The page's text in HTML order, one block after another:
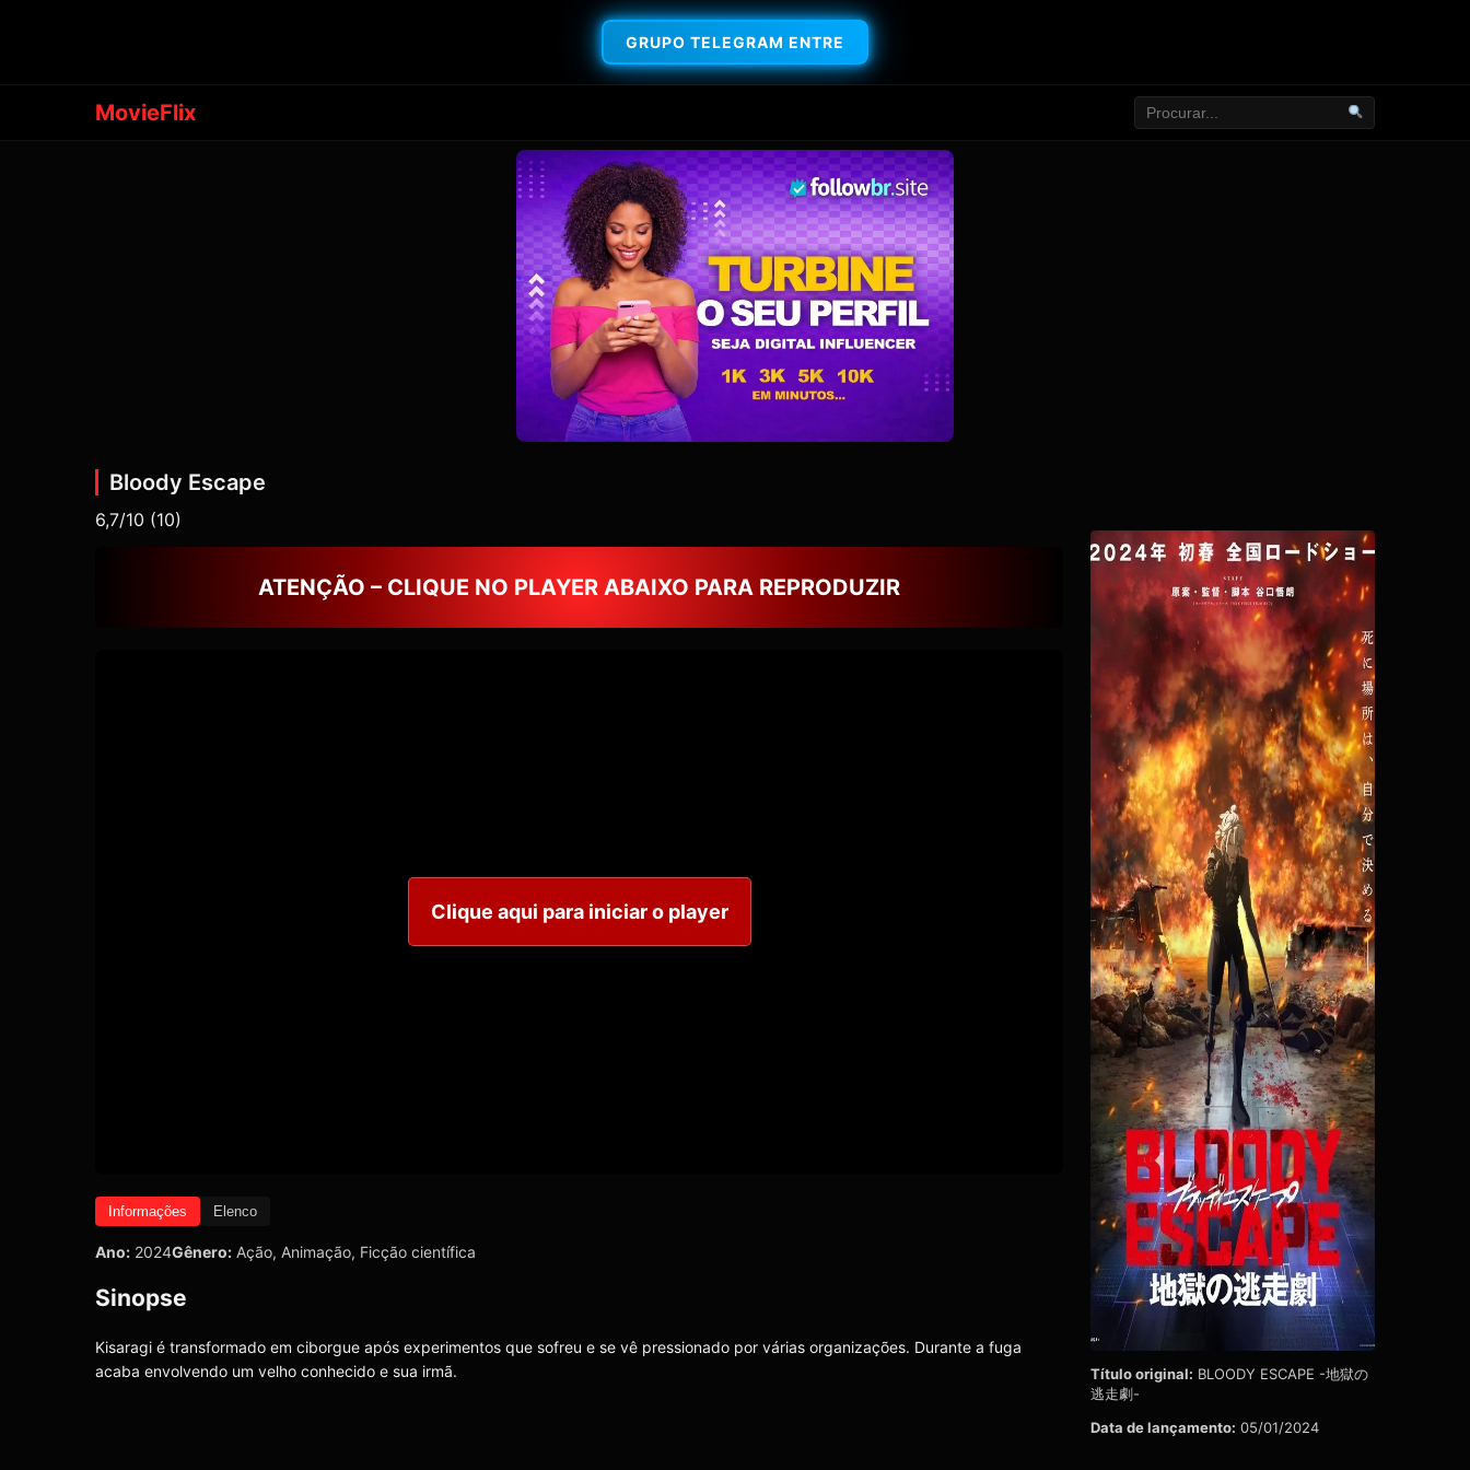
GRUPO TELEGRAM ENTRE
MovieFlix
Bloody Escape
6,7/10 (10)
ATENÇÃO – CLIQUE NO PLAYER ABAIXO PARA REPRODUZIR
Clique aqui para iniciar o player
Informações Elenco
Ano: 2024Gênero: Ação, Animação, Ficção científica
Sinopse
Kisaragi é transformado em ciborgue após experimentos que sofreu e se vê pressionado por várias organizações. Durante a fuga
acaba envolvendo um velho conhecido e sua irmã.
Título original: BLOODY ESCAPE -地獄の
逃走劇-
Data de lançamento: 05/01/2024